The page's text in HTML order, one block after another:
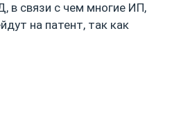
в связи с чем многие ИП,
на патент, так как